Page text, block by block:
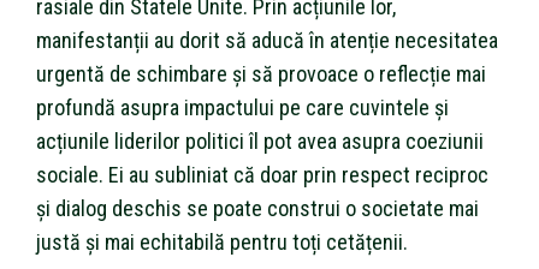
rasiale din Statele Unite. Prin acțiunile lor,
manifestanții au dorit să aducă în atenție necesitatea
urgentă de schimbare și să provoace o reflecție mai
profundă asupra impactului pe care cuvintele și
acțiunile liderilor politici îl pot avea asupra coeziunii
sociale. Ei au subliniat că doar prin respect reciproc
și dialog deschis se poate construi o societate mai
justă și mai echitabilă pentru toți cetățenii.